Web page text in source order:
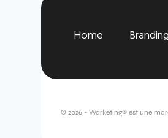
Home Branding
© 2026 - Warketing® est une